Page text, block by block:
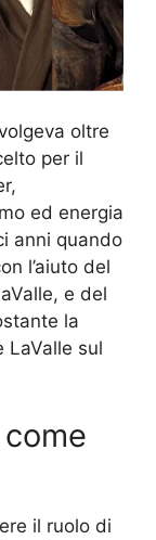
oltre
per il
ed energia
anni quando
l’aiuto del
e del
la
LaValle sul
il ruolo di